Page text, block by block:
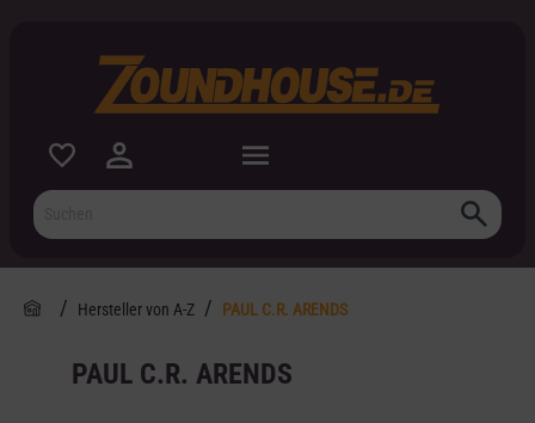
Hersteller von A-Z PAUL C.R. ARENDS
PAUL C.R. ARENDS